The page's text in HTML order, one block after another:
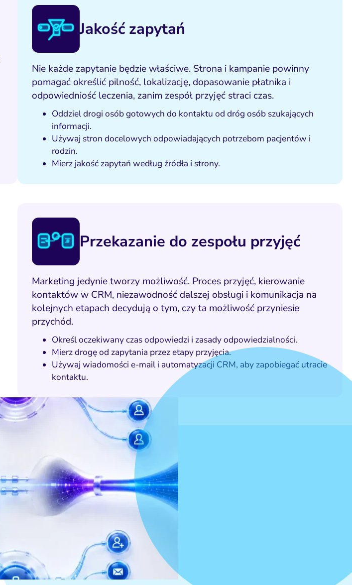
Jakość zapytań
Nie każde zapytanie będzie właściwe. Strona i kampanie powinny
pomagać określić pilność, lokalizację, dopasowanie płatnika i
odpowiedniość leczenia, zanim zespół przyjęć straci czas.
Oddziel drogi osób gotowych do kontaktu od dróg osób szukających
informacji.
Używaj stron docelowych odpowiadających potrzebom pacjentów i
rodzin.
Mierz jakość zapytań według źródła i strony.
Przekazanie do zespołu przyjęć
Marketing jedynie tworzy możliwość. Proces przyjęć, kierowanie
kontaktów w CRM, niezawodność dalszej obsługi i komunikacja na
kolejnych etapach decydują o tym, czy ta możliwość przyniesie
przychód.
Określ oczekiwany czas odpowiedzi i zasady odpowiedzialności.
Mierz drogę od zapytania przez etapy przyjęcia.
Używaj wiadomości e-mail i automatyzacji CRM, aby zapobiegać utracie
kontaktu.